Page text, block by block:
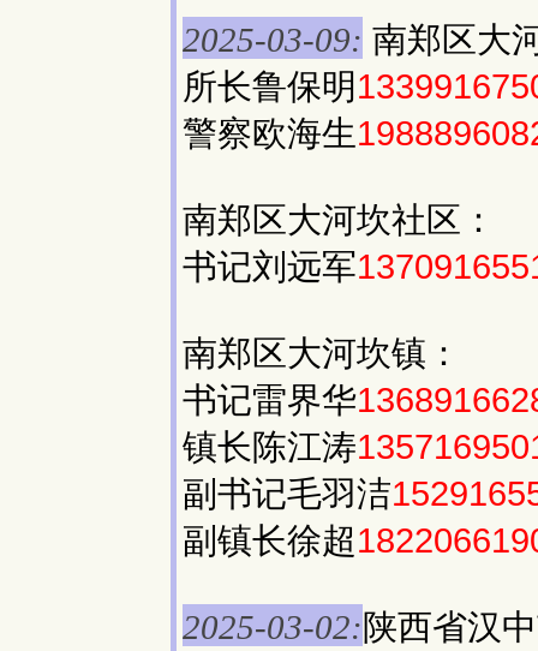
2025-03-09: 南郑区大
所长鲁保明
警察欧海生
南郑区大河坎社区：
书记刘远军
南郑区大河坎镇：
书记雷界华
镇长陈江涛
副书记毛羽洁
副镇长徐超
2025-03-02:陕西省汉